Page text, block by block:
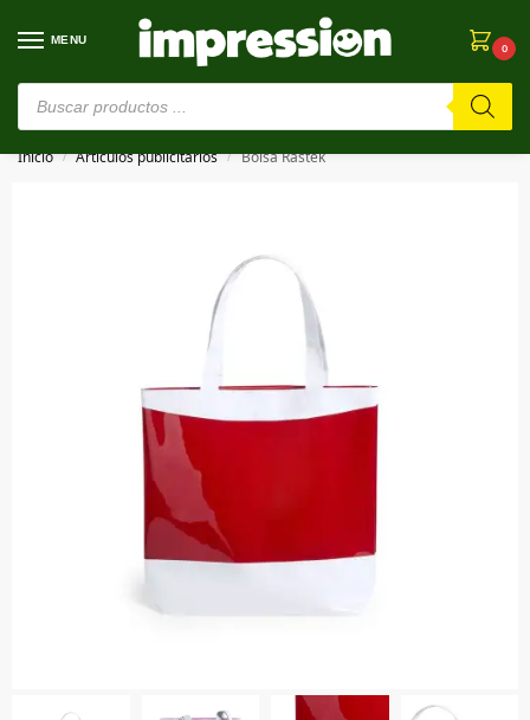
MENU
0
⚠️ Estamos en pruebas. Si algo falla, ¡Perdón!⚠️
Inicio / Artículos publicitarios / Bolsa Rastek